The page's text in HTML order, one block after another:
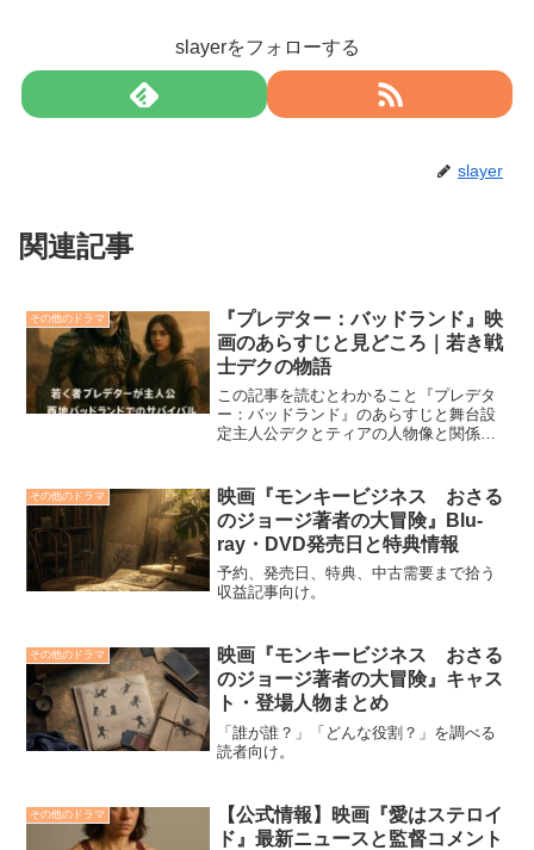
slayerをフォローする
slayer
関連記事
その他のドラマ
『プレデター：バッドランド』映
画のあらすじと見どころ｜若き戦
士デクの物語
この記事を読むとわかること『プレデタ
ー：バッドランド』のあらすじと舞台設
定主人公デクとティアの人物像と関係性
（Predator: Badlands）』は、これまでの
「人間対プ...
その他のドラマ
映画『モンキービジネス おさる
のジョージ著者の大冒険』Blu-
ray・DVD発売日と特典情報
予約、発売日、特典、中古需要まで拾う
収益記事向け。
その他のドラマ
映画『モンキービジネス おさる
のジョージ著者の大冒険』キャス
ト・登場人物まとめ
「誰が誰？」「どんな役割？」を調べる
読者向け。
その他のドラマ
【公式情報】映画『愛はステロイ
ド』最新ニュースと監督コメント